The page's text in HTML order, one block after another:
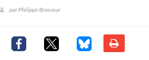
parPhilippe Brasseur